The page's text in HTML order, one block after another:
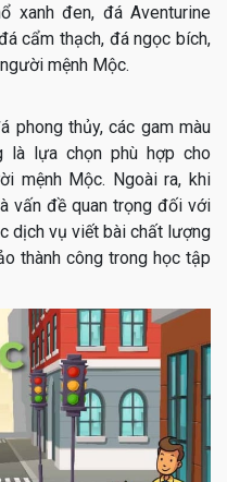
xanh đen, đá Aventurine
cẩm thạch, đá ngọc bích,
mệnh Mộc.
phong thủy, các gam màu
là lựa chọn phù hợp cho
mệnh Mộc. Ngoài ra, khi
vấn đề quan trọng đối với
dịch vụ viết bài chất lượng
thành công trong học tập